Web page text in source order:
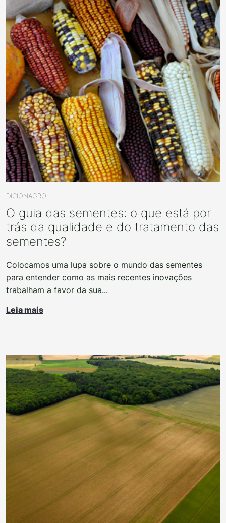
DICIONAGRO
O guia das sementes: o que está por
trás da qualidade e do tratamento das
sementes?
Colocamos uma lupa sobre o mundo das sementes
para entender como as mais recentes inovações
trabalham a favor da sua...
Leia mais